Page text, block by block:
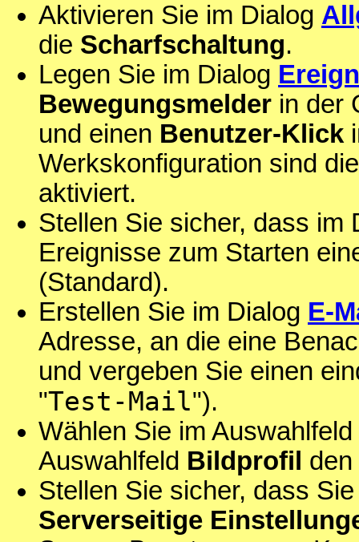
Aktivieren Sie im Dialog
die Scharfschaltung.
Legen Sie im Dialog
Bewegungsmelder in der
und einen Benutzer-Klick
Werkskonfiguration sind
aktiviert.
Stellen Sie sicher, dass im
Ereignisse zum Starten
(Standard).
Erstellen Sie im Dialog E-
Adresse, an die eine
und vergeben Sie einen
"Test-Mail").
Wählen Sie im Auswahlfeld
Auswahlfeld Bildprofil
Stellen Sie sicher, dass
Serverseitige